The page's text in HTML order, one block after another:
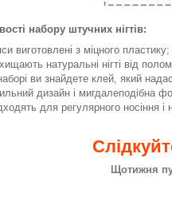
набору штучних нігтів:
виготовлені з міцного пластику;
натуральні нігті від
ви знайдете клей, який
дизайн і мигдалеподібна
для регулярного носіння
Щотижня